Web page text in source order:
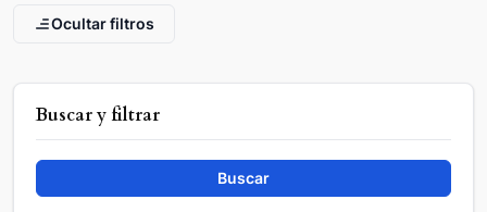
Ocultar filtros
Buscar y filtrar
Buscar